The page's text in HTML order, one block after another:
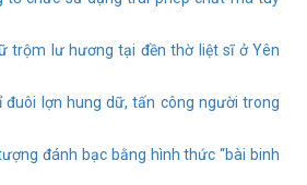
trộm lư hương tại đền thờ liệt sĩ ở Yên
đuôi lợn hung dữ, tấn công người trong
đánh bạc bằng hình thức “bài binh